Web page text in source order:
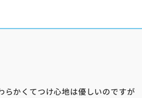
かくてつけ心地は優しいのですが